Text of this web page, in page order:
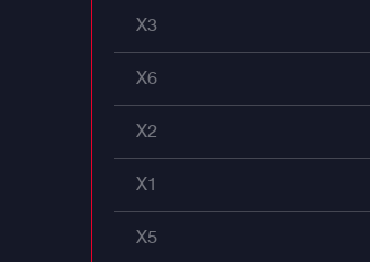
X3
X6
X2
X1
X5